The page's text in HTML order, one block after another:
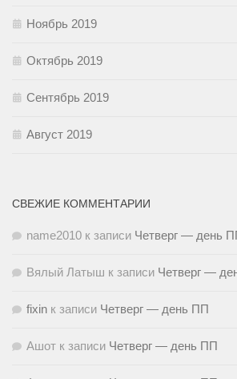
Ноябрь 2019
Октябрь 2019
Сентябрь 2019
Август 2019
СВЕЖИЕ КОММЕНТАРИИ
name2010 к записи Четверг — день
Вялый Латыш к записи Четверг —
fixin к записи Четверг — день ПП
Ашот к записи Четверг — день ПП